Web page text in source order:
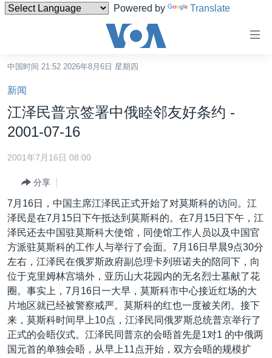
Powered by Translate
碍
链
接
跳
转
内
到
导
航
跳
转
到
检
索
国际
最新国际新闻
印太
中东
欧洲
非洲
美洲
全球议题
分类新闻
经济·金融·贸易
人权·法律·宗教
科教·文娱·体健
军事
劳工
环境
美中关系
热点专题
白宫要闻
国会报道
美中关系
美国建国250周年
VOA视频
VOA今日焦点
中文广播
关注我们
中国时间 21:52 2026年8月6日 星期四
新闻
江泽民普京签署中俄睦邻友好条约 -
2001-07-16
2001年7月16日 08:00
分享
7月16日，中国主席江泽民正式开始了对莫斯科的访问。江
泽民是在7月15日下午抵达到莫斯科的。在7月15日下午，江
泽民还去中国驻莫斯科大使馆，同使馆工作人员以及中国官
方派驻莫斯科的工作人与举行了会面。7月16日早晨9点30分
左右，江泽民在俄罗斯政府副总理卡列班诺夫的陪同下，向
位于克里姆林宫墙外，亚历山大花园内的无名烈士墓献了花
圈。事实上，7月16日一大早，莫斯科市中心接近红场的大
片地区就已经被警察戒严。莫斯科的红也一度被关闭。接下
来，莫斯科时间早上10点，江泽民同俄罗斯总统普京举行了
正式的会晤仪式。江泽民同普京的会晤首先是1对1 的中俄两
国元首的单独会晤，从早上11点开始，双方会晤的规模扩